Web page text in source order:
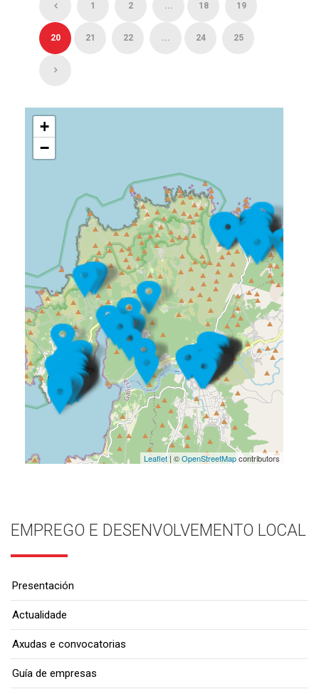
1 2 ... 18 19
20 21 22 ... 24 25
+
−
Leaflet| ©OpenStreetMapcontributors
EMPREGO E DESENVOLVEMENTO LOCAL
Presentación
Actualidade
Axudas e convocatorias
Guía de empresas